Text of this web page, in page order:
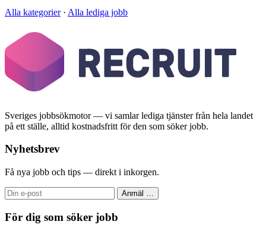
Alla kategorier· Alla lediga jobb
Sveriges jobbsökmotor — vi samlar lediga tjänster från hela landet
på ett ställe, alltid kostnadsfritt för den som söker jobb.
Nyhetsbrev
Få nya jobb och tips — direkt i inkorgen.
Anmäl …
För dig som söker jobb